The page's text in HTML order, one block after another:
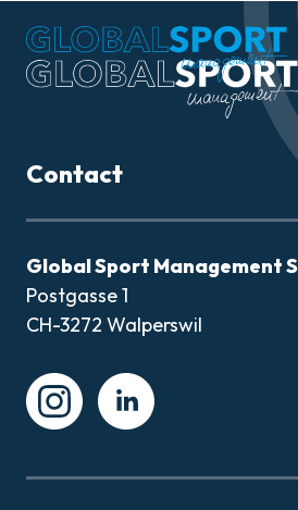
MISSION
ATHLÈTES
ACTUALITÉS
PARTENAIRES
Contact
Global Sport Management
Postgasse 1
CH-3272 Walperswil
InstagramInstagram